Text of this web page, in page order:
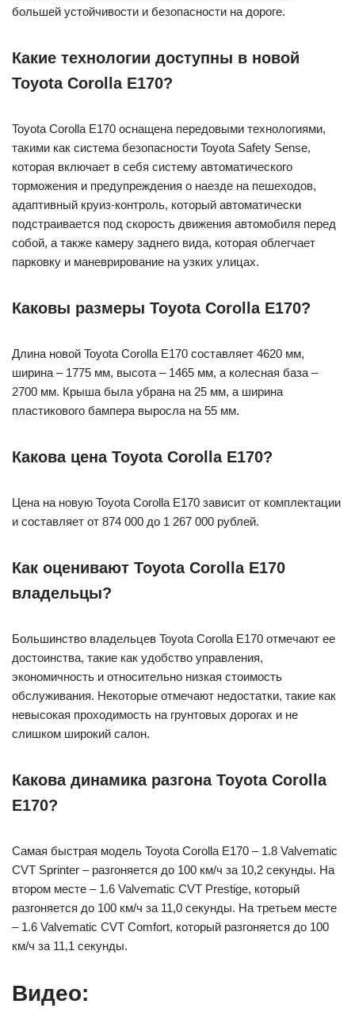
большей устойчивости и безопасности на дороге.
Какие технологии доступны в новой
Toyota Corolla E170?
Toyota Corolla E170 оснащена передовыми технологиями,
такими как система безопасности Toyota Safety Sense,
которая включает в себя систему автоматического
торможения и предупреждения о наезде на пешеходов,
адаптивный круиз-контроль, который автоматически
подстраивается под скорость движения автомобиля перед
собой, а также камеру заднего вида, которая облегчает
парковку и маневрирование на узких улицах.
Каковы размеры Toyota Corolla E170?
Длина новой Toyota Corolla E170 составляет 4620 мм,
ширина – 1775 мм, высота – 1465 мм, а колесная база –
2700 мм. Крыша была убрана на 25 мм, а ширина
пластикового бампера выросла на 55 мм.
Какова цена Toyota Corolla E170?
Цена на новую Toyota Corolla E170 зависит от комплектации
и составляет от 874 000 до 1 267 000 рублей.
Как оценивают Toyota Corolla E170
владельцы?
Большинство владельцев Toyota Corolla E170 отмечают ее
достоинства, такие как удобство управления,
экономичность и относительно низкая стоимость
обслуживания. Некоторые отмечают недостатки, такие как
невысокая проходимость на грунтовых дорогах и не
слишком широкий салон.
Какова динамика разгона Toyota Corolla
E170?
Самая быстрая модель Toyota Corolla E170 – 1.8 Valvematic
CVT Sprinter – разгоняется до 100 км/ч за 10,2 секунды. На
втором месте – 1.6 Valvematic CVT Prestige, который
разгоняется до 100 км/ч за 11,0 секунды. На третьем месте
– 1.6 Valvematic CVT Comfort, который разгоняется до 100
км/ч за 11,1 секунды.
Видео: